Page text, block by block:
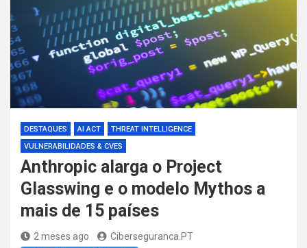
DESTAQUES AI ACT
THREAT INTELLIGENCE
VULNERABILIDADES & CVES
Anthropic alarga o Project
Glasswing e o modelo Mythos a
mais de 15 países
2 meses ago
Ciberseguranca.PT